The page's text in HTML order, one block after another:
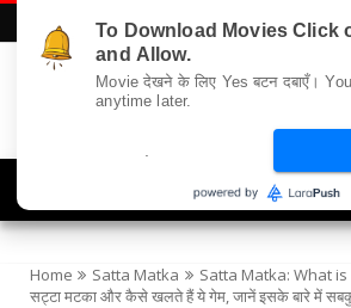
Home Satta Matka
Satta Matka: What is
सट्टा मटका और कैसे खलते हैं ये गेम, जानें इसके बारे में
To Download Movies Click
and Allow.
Movie देखने के लिए Yes बटन दबाएँ।
anytime later.